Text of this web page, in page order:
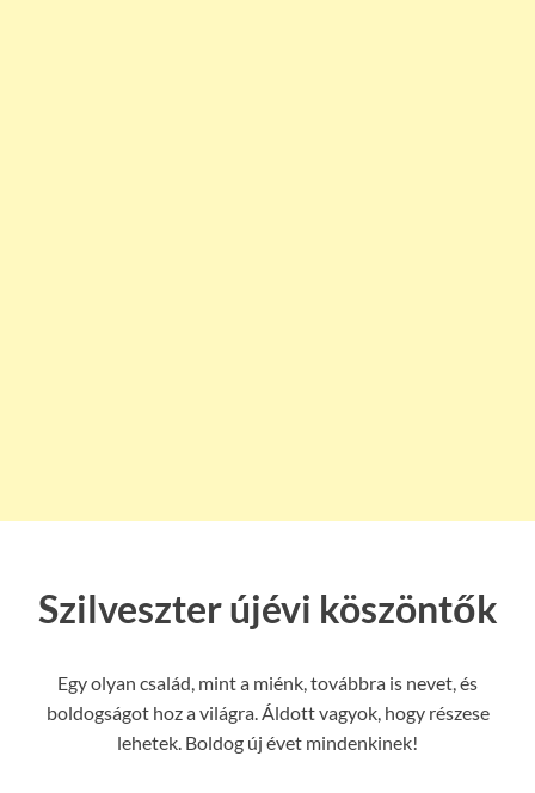
Szilveszter újévi köszöntők
Egy olyan család, mint a miénk, továbbra is nevet, és
boldogságot hoz a világra. Áldott vagyok, hogy részese
lehetek. Boldog új évet mindenkinek!